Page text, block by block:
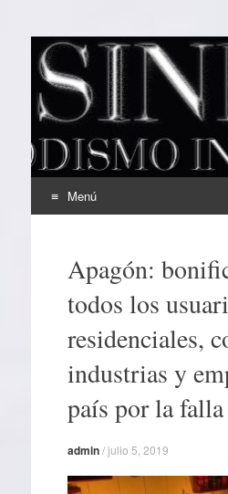
EL
Periodismo Inteligente
Menú
contenidoApagón:
todos los
residenciales,
industrias y
país por la falla
admin/julio 5, 2019